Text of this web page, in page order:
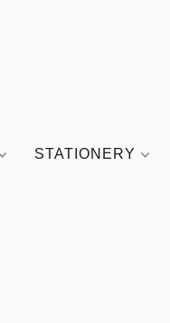
STATIONERY